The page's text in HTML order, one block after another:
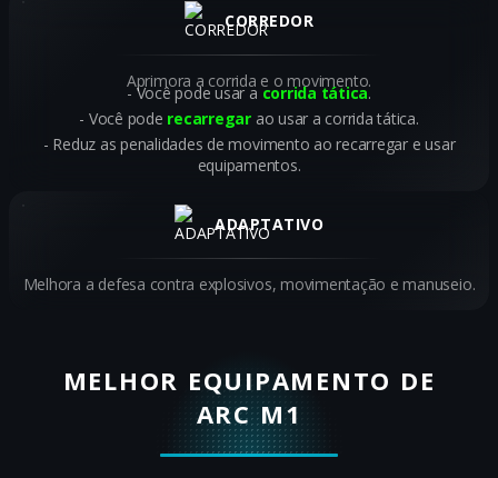
CORREDOR
Aprimora a corrida e o movimento.
Você pode usar acorrida tática.
Você pode recarregarao usar a corrida tática.
Reduz as penalidades de movimento ao recarregar e usar
equipamentos.
ADAPTATIVO
Melhora a defesa contra explosivos, movimentação e manuseio.
MELHOR EQUIPAMENTO DE
ARC M1